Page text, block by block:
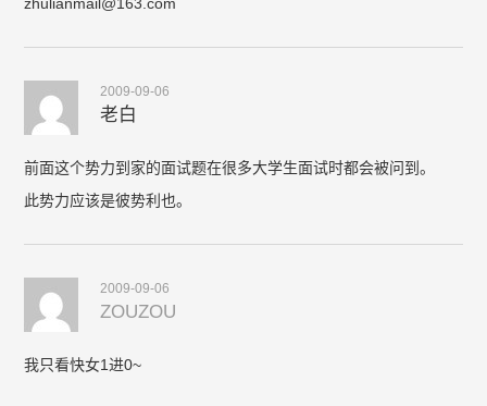
2009-09-06
老白
前面这个势力到家的面试题在很多大学生面试时都会被问到。
此势力应该是彼势利也。
2009-09-06
ZOUZOU
我只看快女1进0~